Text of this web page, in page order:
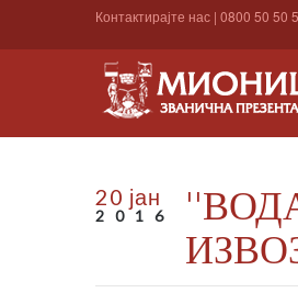
Контактирајте нас | 0800 50 50
20 јан
2016